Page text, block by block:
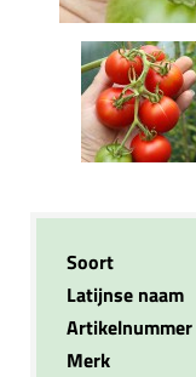
Soort
Latijnse naam
Artikelnummer
Merk